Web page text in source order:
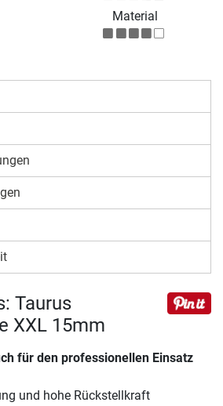
Material
Taurus
XXL 15mm
für den professionellen Einsatz
und hohe Rückstellkraft